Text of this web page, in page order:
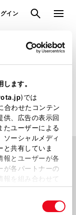
ます。
)では
合わせたコンテン
供、広告の表示回
たユーザーによる
ーシャルメディ
と共有していま
報とユーザーが各
が各パートナーの
報を組み合わせて
の使用を続行する
イン 検索 メニュ
トピックス
売店をお探しいた
探す